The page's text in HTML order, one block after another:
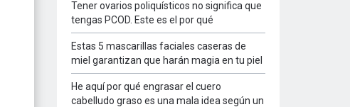
Tener ovarios poliquísticos no significa que
tengas PCOD. Este es el por qué
Estas 5 mascarillas faciales caseras de
miel garantizan que harán magia en tu piel
He aquí por qué engrasar el cuero
cabelludo graso es una mala idea según un